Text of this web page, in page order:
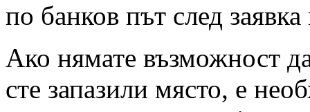
по банков път след
Ако нямате възможност
сте запазили място, е